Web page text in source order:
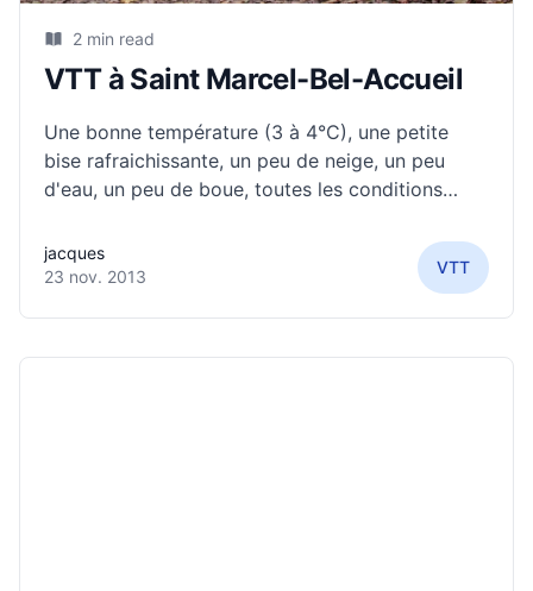
2 min read
VTT à Saint Marcel-Bel-Accueil
Une bonne température (3 à 4°C), une petite
bise rafraichissante, un peu de neige, un peu
d'eau, un peu de boue, toutes les conditions
VTT. 3 courageux et 1 courageuse m'ont
accompagné sur un joli parcours de
jacques
23 nov. 2013
VTT